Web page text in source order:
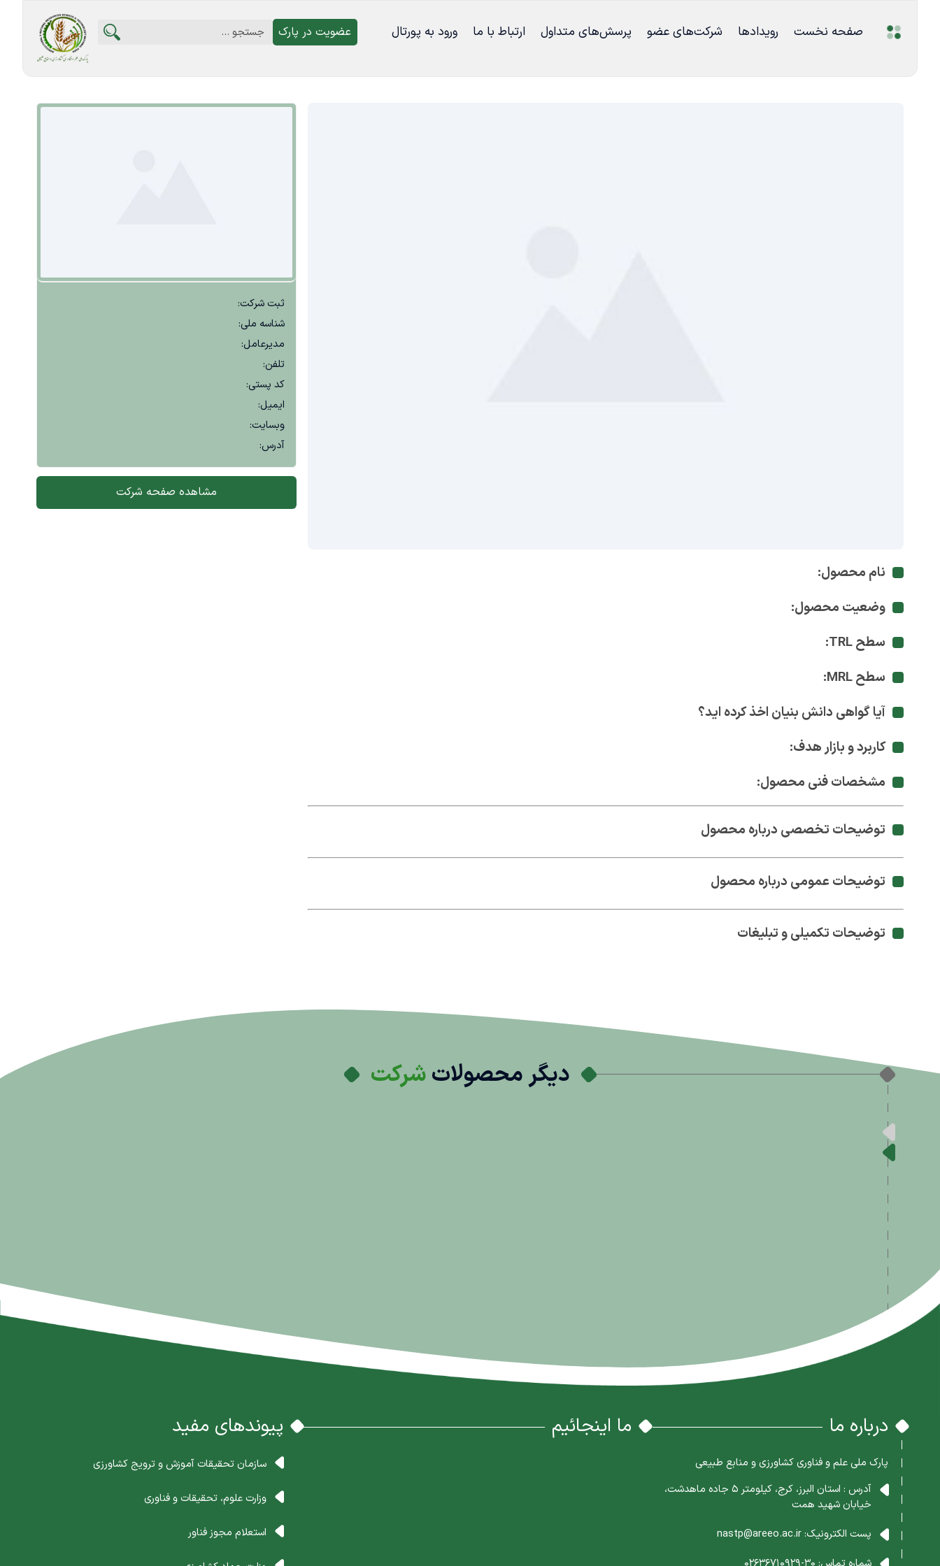
صفحه نخست رویدادها شرکت‌های عضو پرسش‌‌های متداول ارتباط با ما ورود به پورتال عضویت در پارک
نام محصول:
وضعیت محصول:
سطح TRL:
سطح MRL:
آیا گواهی دانش بنیان اخذ کرده اید؟
کاربرد و بازار هدف:
مشخصات فنی محصول:
توضیحات تخصصی درباره محصول
توضیحات عمومی درباره محصول
توضیحات تکمیلی و تبلیغات
ثبت شرکت:
شناسه ملی:
مدیرعامل:
تلفن:
کد پستی:
ایمیل:
وبسایت:
آدرس:
مشاهده صفحه شرکت
دیگر محصولاتشرکت
درباره ما
پارک ملی علم و فناوری کشاورزی و منابع طبیعی
آدرس : استان البرز، کرج، کیلومتر 5 جاده ماهدشت،
خیابان شهید همت
پست الکترونیک:nastp@areeo.ac.ir
ما اینجائیم پیوندهای مفید
سازمان تحقیقات آموزش و ترویج کشاورزی
وزارت علوم، تحقیقات و فناوری
استعلام مجوز فناور